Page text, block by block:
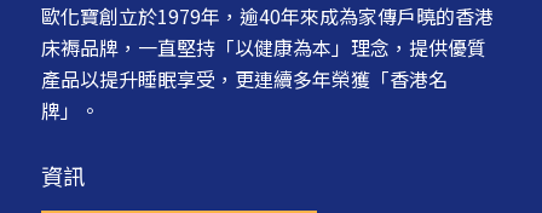
歐化寶創立於1979年，逾40年來成為家傳戶曉的香港
床褥品牌，一直堅持「以健康為本」理念，提供優質
產品以提升睡眠享受，更連續多年榮獲「香港名
牌」。
資訊